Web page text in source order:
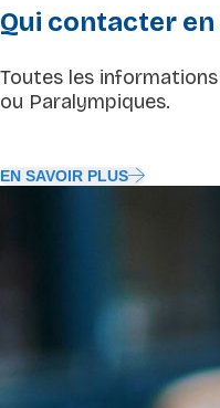
Qui contacter en
Toutes les
ou Paralympiques.
EN SAVOIR PLUS